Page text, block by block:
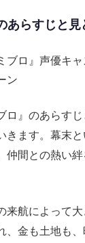
あらすじと見
ロ』のあらす
きます。幕末
仲間との熱い
来航によって
、金も土地も